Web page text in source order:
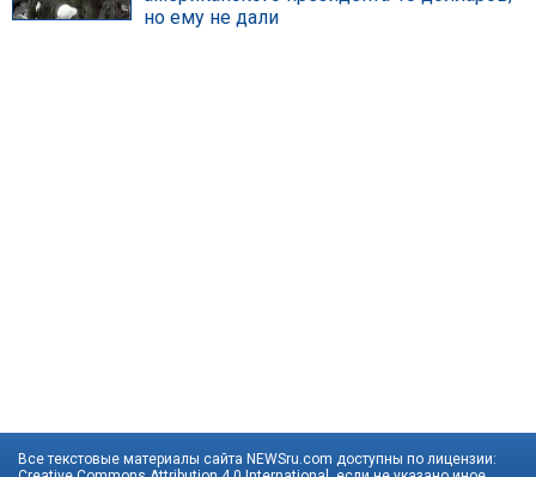
но ему не дали
Все текстовые материалы сайта NEWSru.com доступны по лицензии: